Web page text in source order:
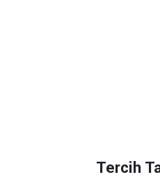
Tercih